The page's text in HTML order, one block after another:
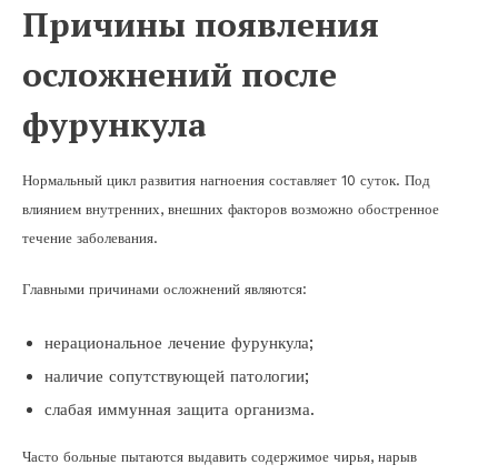
Причины появления
осложнений после
фурункула
Нормальный цикл развития нагноения составляет 10 суток. Под
влиянием внутренних, внешних факторов возможно обостренное
течение заболевания.
Главными причинами осложнений являются:
нерациональное лечение фурункула;
наличие сопутствующей патологии;
слабая иммунная защита организма.
Часто больные пытаются выдавить содержимое чирья, нарыв